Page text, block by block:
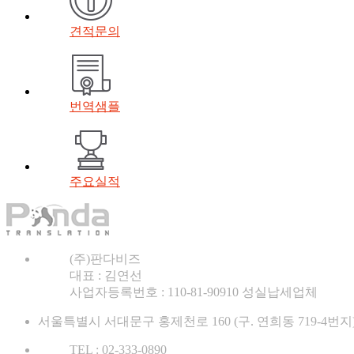
견적문의
번역샘플
주요실적
(주)판다비즈
대표 : 김연선
사업자등록번호 : 110-81-90910 성실납세업체
서울특별시 서대문구 홍제천로 160 (구. 연희동 719-4번
TEL : 02-333-0890